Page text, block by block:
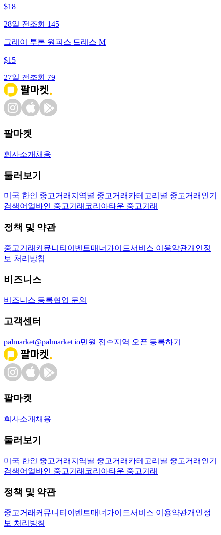
$18
28일 전 조회 145
그레이 투톤 원피스 드레스 M
$15
27일 전 조회 79
팔마켓
회사소개 채용
둘러보기
미국 한인 중고거래 지역별 중고거래 카테고리별 중고거래 인기
검색어 얼바인 중고거래 코리아타운 중고거래
정책 및 약관
중고거래 커뮤니티 이벤트매너가이드서비스 이용약관개인정
보 처리방침
비즈니스
비즈니스 등록협업 문의
고객센터
palmarket@palmarket.io민원 접수지역 오픈 등록하기
팔마켓
회사소개 채용
둘러보기
미국 한인 중고거래 지역별 중고거래 카테고리별 중고거래 인기
검색어 얼바인 중고거래 코리아타운 중고거래
정책 및 약관
중고거래 커뮤니티 이벤트매너가이드서비스 이용약관개인정
보 처리방침